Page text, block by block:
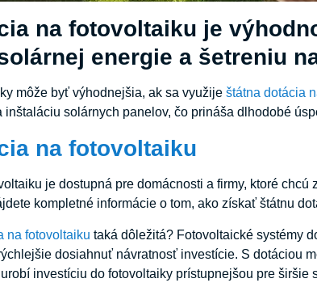
na fotovoltaiku je
energie a šetreniu
môže byť výhodnejšia, ak sa využiještátna dotácia
inštaláciu solárnych panelov, čo prináša dlhodobé
na fotovoltaiku
je dostupná pre domácnosti a firmy, ktoré
kompletné informácie o tom, ako získať štátnu
na fotovoltaiku taká dôležitá? Fotovoltaické systémy
dosiahnuť návratnosť investície. S dotáciou
investíciu do fotovoltaiky prístupnejšou pre širšie